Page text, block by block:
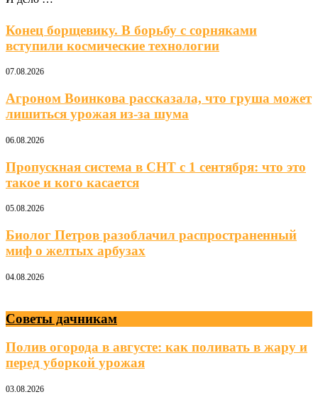
Конец борщевику. В борьбу с сорняками
вступили космические технологии
07.08.2026
Агроном Воинкова рассказала, что груша может
лишиться урожая из-за шума
06.08.2026
Пропускная система в СНТ с 1 сентября: что это
такое и кого касается
05.08.2026
Биолог Петров разоблачил распространенный
миф о желтых арбузах
04.08.2026
Советы дачникам
Полив огорода в августе: как поливать в жару и
перед уборкой урожая
03.08.2026